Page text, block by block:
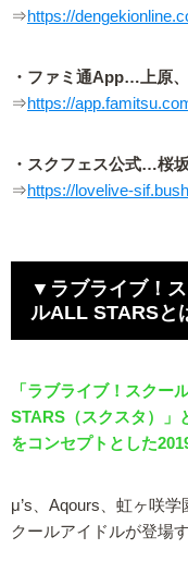
⇒https://
・ファミ通App…上原
⇒https://
・スクフェス公式…桜
⇒https://lovelive-
▼ラブライブ！
ルALL STARSと
「ラブライブ！スクー
STARS（スクスタ）」
をコンセプトとした
μ’s、Aqours、虹ヶ咲
クールアイドルが登場